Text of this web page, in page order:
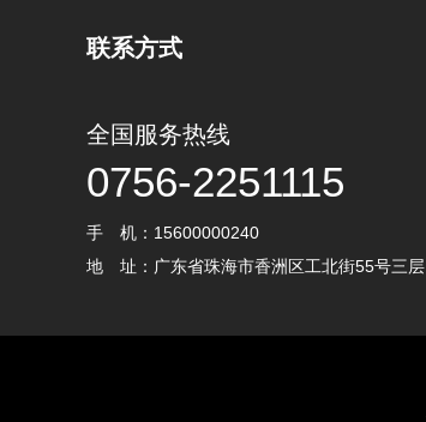
联系方式
全国服务热线
0756-2251115
手 机：15600000240
地 址：广东省珠海市香洲区工北街55号三层